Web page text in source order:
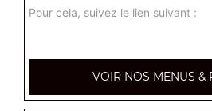
Pour cela, suivez le lien suivant :
VOIR NOS MENUS &